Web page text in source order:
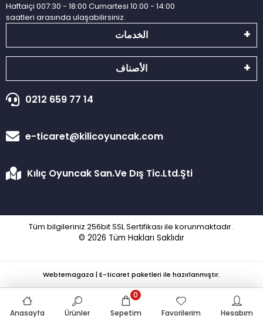
Haftaiçi 007:30 - 18:00 Cumartesi 10:00 - 14:00
saatleri arasında ulaşabilirsiniz.
الخدمات
الأصناف
0212 659 77 14
e-ticaret@kilicoyuncak.com
Kılıç Oyuncak San.Ve Dış Tic.Ltd.Şti
Tüm bilgileriniz 256bit SSL Sertifikası ile korunmaktadır.
© 2026 Tüm Hakları Saklıdır
Anasayfa Ürünler Sepetim
0
Favorilerim
Hesabım
Webtemagaza | E-ticaret paketleri ile hazırlanmıştır.